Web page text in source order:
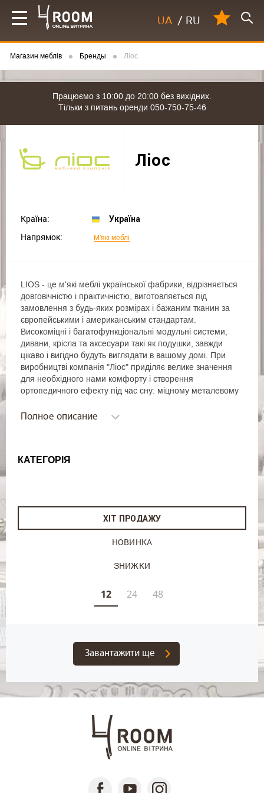
UA / RU
Магазин меблів Бренды Ліос
Працюємо з 10:00 до 20:00 без вихідних.
Тільки з питань оренди 050-750-75-46
Ліос
Країна: Україна
Напрямок: М'які меблі
LIOS - це м'які меблі української фабрики, відрізняється
довговічністю і практичністю, виготовляється під
замовлення з будь-яких розмірах і бажаним тканин за
європейськими і американським стандартам.
Високоміцні і багатофункціональні модульні системи,
дивани, крісла та аксесуари такі як подушки, завжди
цікаво і вигідно будуть виглядати в вашому домі. При
виробництві компанія "Ліос" приділяє велике значення
для необхідного нами комфорту і створення
ортопедичного ефекту під час сну: міцному металевому
регульовані ролики з капролактану. Також зручні м'які
Полное описание
КАТЕГОРІЯ
ХІТ ПРОДАЖУ
НОВИНКА
ЗНИЖКИ
12 24 48
Завантажити ще